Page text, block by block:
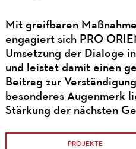
Mit greifbaren
engagiert sich PRO
Umsetzung der Dialoge
und leistet damit einen
Beitrag zur
besonderes Augenmerk
Stärkung der nächsten
PROJEKTE